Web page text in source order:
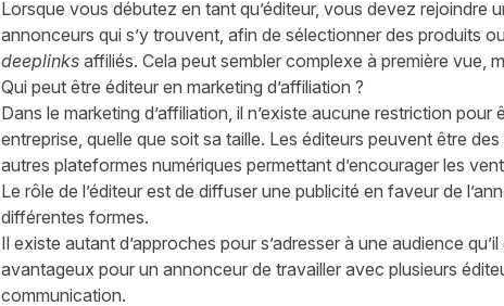
Lorsque vous débutez en tant qu’éditeur, vous devez rejoindre
annonceurs qui s’y trouvent, afin de sélectionner des produits
deeplinksaffiliés. Cela peut sembler complexe à première vue,
Qui peut être éditeur en marketing d’affiliation ?
Dans le marketing d’affiliation, il n’existe aucune restriction pour
entreprise, quelle que soit sa taille. Les éditeurs peuvent être
autres plateformes numériques permettant d’encourager les
Le rôle de l’éditeur est de diffuser une publicité en faveur de
différentes formes.
Il existe autant d’approches pour s’adresser à une audience
avantageux pour un annonceur de travailler avec plusieurs
communication.